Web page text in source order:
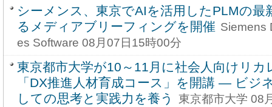
シーメンス、東京でAIを活用したPLMの最
るメディアブリーフィングを開催 Siemens
es Software 08月07日15時00分
東京都市大学が10～11月に社会人向けリ
「DX推進人材育成コース」を開講 ― ビジ
しての思考と実践力を養う
東京都市大学 08